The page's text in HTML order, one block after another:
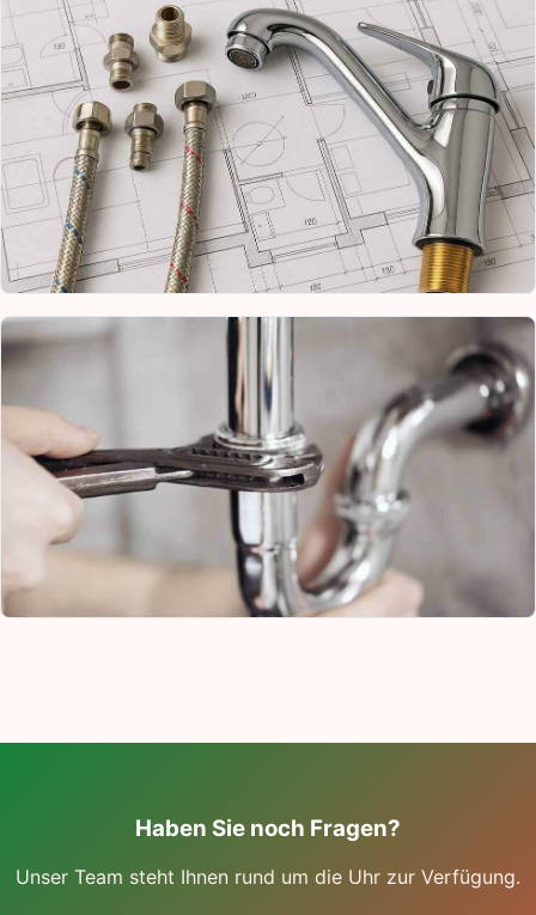
Haben Sie noch Fragen?
Unser Team steht Ihnen rund um die Uhr zur Verfügung.